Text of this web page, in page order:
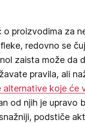
o proizvodima za
redovno se
zaista može da
pravila, ali
alternative koje će
od njih je upravo
podstiče